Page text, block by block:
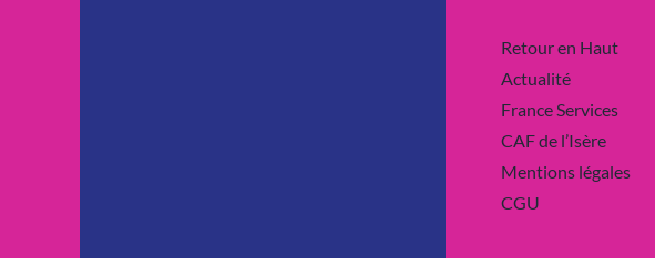
Retour en Haut
Actualité
France Services
CAF de l’Isère
Mentions légales
CGU